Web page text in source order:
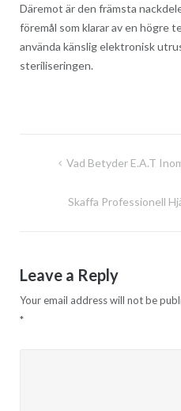
Däremot är den främsta
föremål som klarar av en högre
använda känslig elektronisk
steriliseringen.
Vad Betyder E.A.T
Skaffa Professionell
Leave a Reply
Your email address will not be
*